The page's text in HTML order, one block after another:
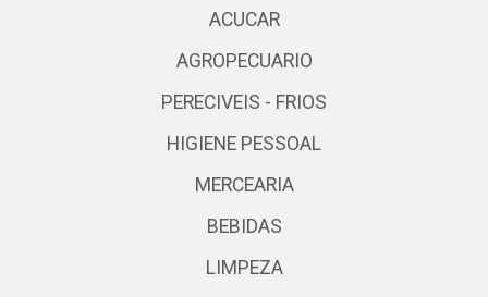
ACUCAR
AGROPECUARIO
PERECIVEIS - FRIOS
HIGIENE PESSOAL
MERCEARIA
BEBIDAS
LIMPEZA